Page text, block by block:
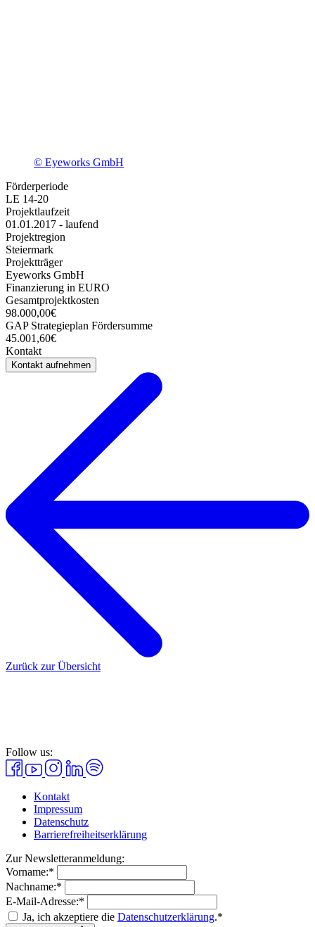
© Eyeworks GmbH
Förderperiode
LE 14-20
Projektlaufzeit
01.01.2017 - laufend
Projektregion
Steiermark
Projektträger
Eyeworks GmbH
Finanzierung in EURO
Gesamtprojektkosten
98.000,00€
GAP Strategieplan Fördersumme
45.001,60€
Kontakt
Kontakt aufnehmen
Zurück zur Übersicht
Follow us:
Kontakt
Impressum
Datenschutz
Barrierefreiheitserklärung
Zur Newsletteranmeldung:
Vorname:*
Nachname:*
E-Mail-Adresse:*
Ja, ich akzeptiere die Datenschutzerklärung.*